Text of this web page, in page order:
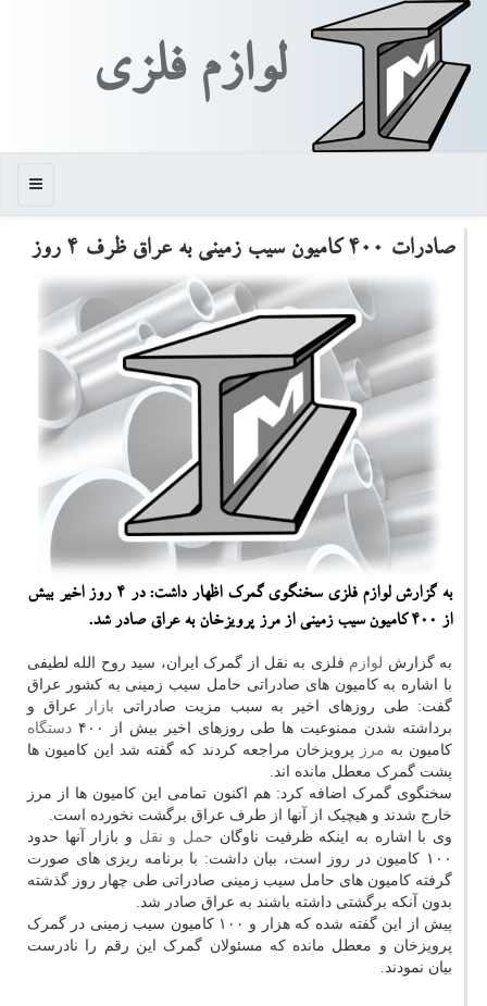
لوازم فلزی
منو
صادرات ۴۰۰ كامیون سیب زمینی به عراق ظرف ۴ روز
به گزارش لوازم فلزی سخنگوی گمرك اظهار داشت: در 4 روز اخیر بیش
از 400 كامیون سیب زمینی از مرز پرویزخان به عراق صادر شد.
به گزارش لوازم فلزی به نقل از گمرک ایران، سید روح الله لطیفی
با اشاره به کامیون های صادراتی حامل سیب زمینی به کشور عراق
گفت: طی روزهای اخیر به سبب مزیت صادراتی بازار
عراق و
برداشته شدن ممنوعیت ها طی روزهای اخیر بیش از ۴۰۰
دستگاه
کامیون به مرز
پرویزخان مراجعه کردند که گفته شد این کامیون ها
پشت گمرک معطل مانده اند.
سخنگوی گمرک اضافه کرد: هم اکنون تمامی این کامیون ها از مرز
خارج شدند و هیچیک از آنها از طرف عراق برگشت نخورده است.
وی با اشاره به اینکه ظرفیت ناوگان حمل و نقل و بازار آنها حدود
۱۰۰ کامیون در روز است، بیان داشت: با برنامه ریزی های صورت
گرفته کامیون های حامل سیب زمینی صادراتی طی چهار روز گذشته
بدون آنکه برگشتی داشته باشند به عراق صادر شد.
پیش از این گفته شده که هزار و ۱۰۰ کامیون سیب زمینی در گمرک
پرویزخان و معطل مانده که مسئولان گمرک این رقم را نادرست
بیان نمودند.